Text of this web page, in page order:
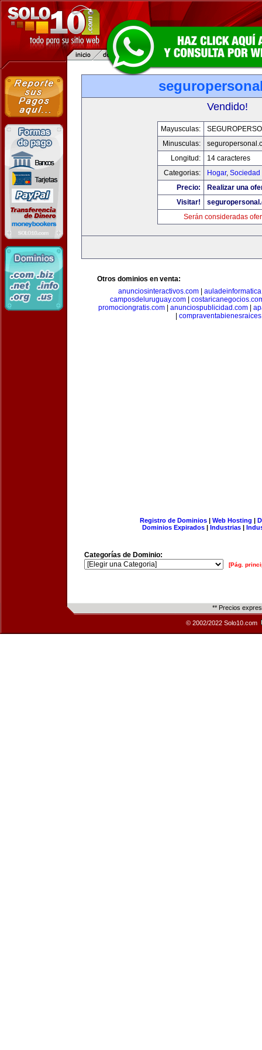
Vendido!
Mayusculas:
Minusculas:
Longitud:
14 caracteres
Categorias:
Hogar, Sociedad
Precio:
Realizar una
Visitar!
Serán consideradas
Otros dominios en venta:
anunciosinteractivos.com|
camposdeluruguay.com|
promociongratis.com
anunciospublicidad.com
Registro de Dominios| Web Hosting |
Dominios Expirados | Industrias |
Categorías de Dominio:
[Pág.
** Precios
© 2002/2022 Solo10.com